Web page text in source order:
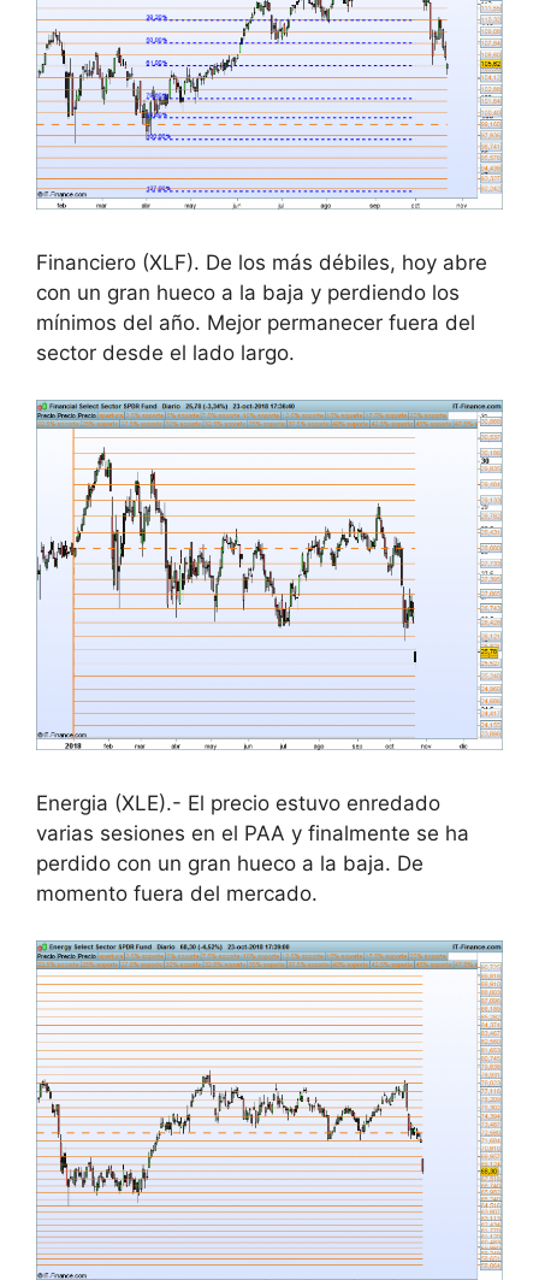
Financiero (XLF). De los más débiles, hoy abre
con un gran hueco a la baja y perdiendo los
mínimos del año. Mejor permanecer fuera del
sector desde el lado largo.
Energia (XLE).- El precio estuvo enredado
varias sesiones en el PAA y finalmente se ha
perdido con un gran hueco a la baja. De
momento fuera del mercado.